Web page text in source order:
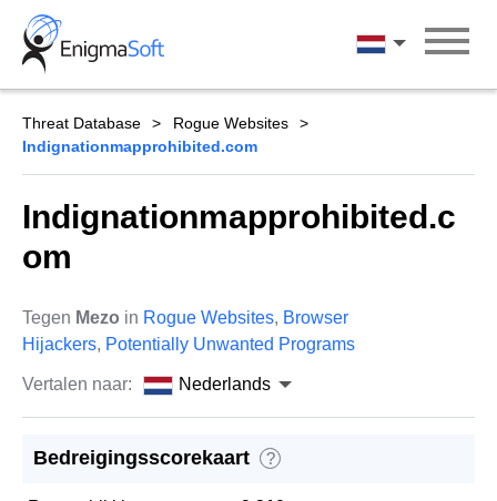
Skip
content
Nederlands
Threat Database
Rogue Websites
Indignationmapprohibited.com
Indignationmapprohibited.c
om
Tegen Mezo in Rogue Websites, Browser
Hijackers, Potentially Unwanted Programs
Vertalen naar: Nederlands
Bedreigingsscorekaart ?